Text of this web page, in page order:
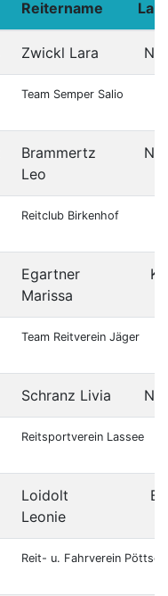
Reitername
Zwickl Lara NÖ
Team Semper Salio
Brammertz
Leo
NÖ
Reitclub Birkenhof
Egartner
Marissa
K
Team Reitverein Jäger
Schranz Livia NÖ
Reitsportverein Lassee
Loidolt
Leonie
B
Reit- u. Fahrverein